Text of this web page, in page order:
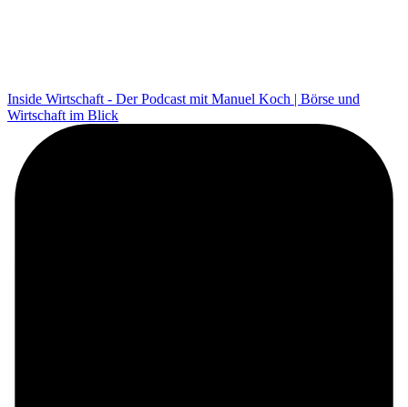
Inside Wirtschaft - Der Podcast mit Manuel Koch | Börse und
Wirtschaft im Blick